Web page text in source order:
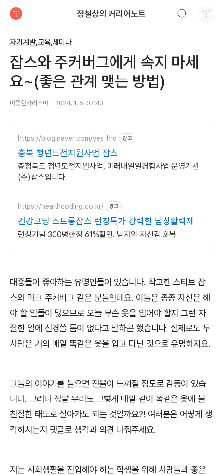
정철상의 커리어노트
자기계발,교육,세미나
잡스와 주커버그에게 속지 마세
요~(좋은 관계 맺는 방법)
따뜻한카리스마 2024. 1. 5. 07:43
https://blog.naver.com/yes_hrd 광고
충북 청년도전지원사업 잡스
충청북도 청년도전지원사업, 미래내일일경험사업 운영기관
(주)잡스입니다
https://healthcoding.co.kr/ 광고
건강코딩 스트롱잡스 런칭특가 강력한 남성활력제
런칭기념 300명한정 61%할인. 남자의 자신감 회복
대중들이 좋아하는 유명인들이 있습니다. 작고한 스티브 잡
스와 마크 주커버그 같은 분들인데요. 이들은 종종 자신은 해
야 할 일들이 많으므로 오늘 무슨 옷을 입어야 할지 그런 자
잘한 일에 신경쓸 틈이 없다고 말하곤 했습니다. 실제로도 두
사람은 거의 매일 똑같은 옷을 입고 다닌 것으로 유명하지요.
그들의 이야기를 들으면 전율이 느껴질 정도로 감동이 있습
니다. 그러나 정말 우리도 그렇게 매일 같이 똑같은 옷에 불
친절한 태도로 살아가도 되는 것일까요?! 여러분은 어떻게 생
각하시는지 댓글로 생각과 의견 나줘주세요.
저는 사회생활을 진입해야 하는 학생을 위해 사람들과 좋은